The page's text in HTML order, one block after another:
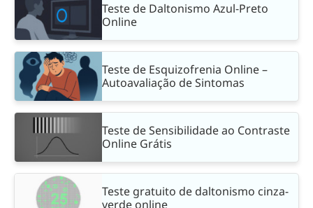
Teste de Daltonismo Azul-Preto
Online
Teste de Esquizofrenia Online –
Autoavaliação de Sintomas
Teste de Sensibilidade ao Contraste
Online Grátis
Teste gratuito de daltonismo cinza-
verde online